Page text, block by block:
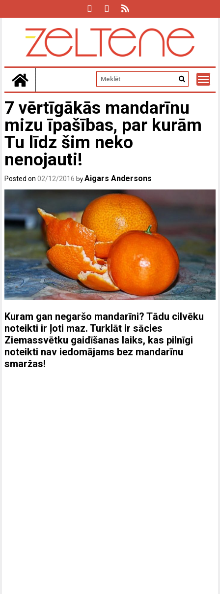
7 vērtīgākās mandarīnu
mizu īpašības, par kurām
Tu līdz šim neko
nenojauti!
Posted on02/12/2016 byAigars Andersons
Kuram gan negaršo mandarīni? Tādu cilvēku
noteikti ir ļoti maz. Turklāt ir sācies
Ziemassvētku gaidīšanas laiks, kas pilnīgi
noteikti nav iedomājams bez mandarīnu
smaržas!